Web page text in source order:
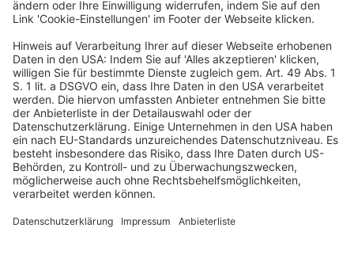
Menschen unterstützen – zum Beispiel Richterinnen
und Richter bei der Entscheidungsfindung.
Die Umsetzung: Videoverhandlungen, Online-Termine
und eine Justiz-Cloud
In Deutschland sollen 2025:
einzelne Gerichte vollständig digital geführte
Zivilverfahren ausprobieren – auf Basis einer neuen
gesetzlichen Regelung.
Justizdienstleistungen digital angeboten werden.
entsprechenden Software geben.